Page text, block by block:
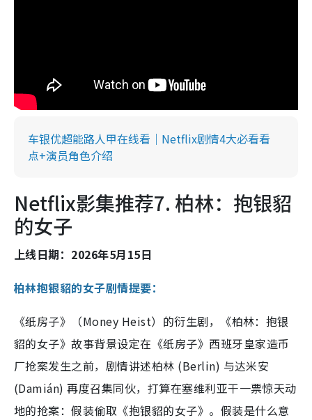
车银优超能路人甲在线看｜Netflix剧情4大必看看
点+演员角色介绍
Netflix影集推荐7. 柏林：抱银貂
的女子
上线日期：2026年5月15日
柏林抱银貂的女子剧情提要：
《纸房子》（Money Heist）的衍生剧，《柏林：抱银
貂的女子》故事背景设定在《纸房子》西班牙皇家造币
厂抢案发生之前，剧情讲述柏林 (Berlin) 与达米安
(Damián) 再度召集同伙，打算在塞维利亚干一票惊天动
地的抢案：假装偷取《抱银貂的女子》。假装是什么意